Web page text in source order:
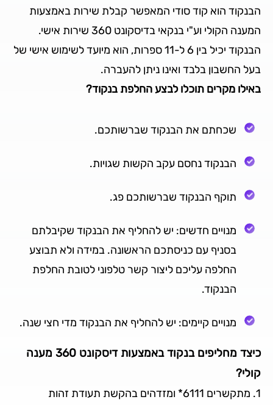
הבנקוד הוא קוד סודי המאפשר קבלת שירות באמצעות
המענה הקולי וע"י בנקאי בדיסקונט 360 שירות אישי.
הבנקוד יכיל בין 6 ל-11 ספרות, הוא מיועד לשימוש אישי של
בעל החשבון בלבד ואינו ניתן להעברה.
באילו מקרים תוכלו לבצע החלפת בנקוד?
שכחתם את הבנקוד שברשותכם.
הבנקוד נחסם עקב הקשות שגויות.
תוקף הבנקוד שברשותכם פג.
מנויים חדשים: יש להחליף את הבנקוד שקיבלתם
בסניף עם כניסתכם הראשונה. במידה ולא תבוצע
החלפה עליכם ליצור קשר טלפוני לטובת החלפת
הבנקוד.
מנויים קיימים: יש להחליף את הבנקוד מדי חצי שנה.
כיצד מחליפים בנקוד באמצעות דיסקונט 360 מענה
קולי?
1. מתקשרים 6111* ומזדהים בהקשת תעודת זהות